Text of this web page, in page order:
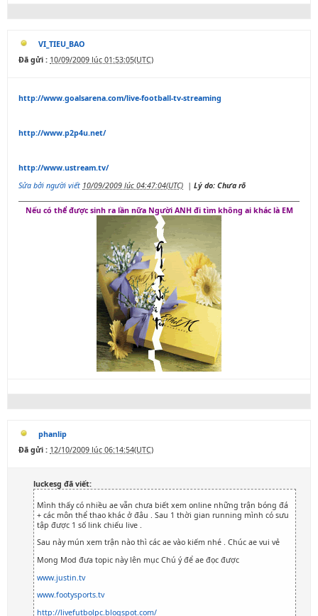
VI_TIEU_BAO
Đã gửi : 10/09/2009 lúc 01:53:05(UTC)
http://www.goalsarena.com/live-football-tv-streaming
http://www.p2p4u.net/
http://www.ustream.tv/
Sửa bởi người viết 10/09/2009 lúc 04:47:04(UTC) | Lý do: Chưa rõ
Nếu có thể được sinh ra lần nữa Người ANH đi tìm không ai khác là EM
phanlip
Đã gửi : 12/10/2009 lúc 06:14:54(UTC)
luckesg đã viết:
Mình thấy có nhiều ae vẫn chưa biết xem online những trận bóng đá
+ các môn thể thao khác ở đâu . Sau 1 thời gian running mình có sưu
tập được 1 số link chiếu live .
Sau này mún xem trận nào thì các ae vào kiếm nhé . Chúc ae vui vẻ
Mong Mod đưa topic này lên mục Chú ý để ae đọc được
www.justin.tv
www.footysports.tv
http://livefutbolpc.blogspot.com/